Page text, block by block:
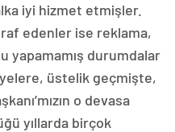
iyi hizmet etmişler.
edenler ise reklama,
yapamamış durumdalar
üstelik geçmişte,
o devasa
yıllarda birçok